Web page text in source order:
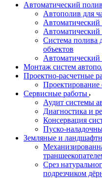
Автоматический
Автополив для
Система полива
объектов
Автоматический
Монтаж систем
Проектно-расчетные
Проектирование
Сервисные работы
Аудит системы
Диагностика и
Консервация
Пуско-
Земляные и
Срез
подрезчиком